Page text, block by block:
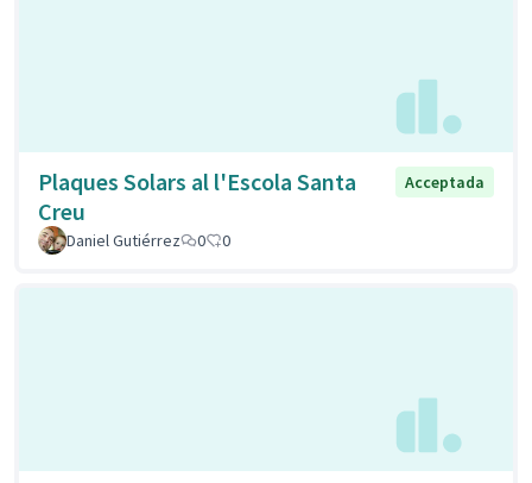
Plaques Solars al l'Escola Santa
Creu
Acceptada
Daniel Gutiérrez 0 0